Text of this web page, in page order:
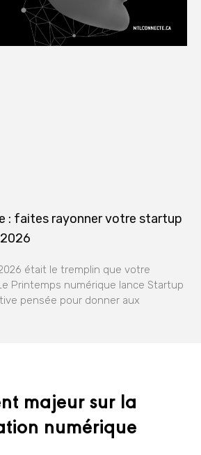
: faites rayonner votre startup
était le tremplin que votre
Printemps numérique lance Startup
pensée pour donner aux
majeur sur la
numérique